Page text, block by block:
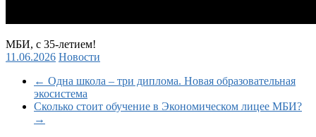
МБИ, с 35-летием!
11.06.2026 Новости
← Одна школа – три диплома. Новая образовательная
экосистема
Сколько стоит обучение в Экономическом лицее МБИ?
→